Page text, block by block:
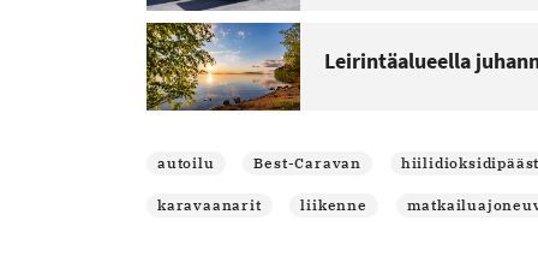
Leirintäalueella
autoilu Best-Caravan
karavaanarit liikenne